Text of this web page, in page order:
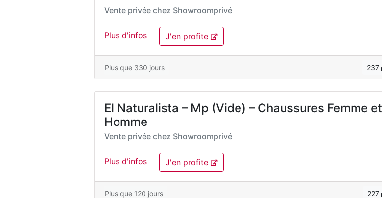
Vente privée chez Showroomprivé
Plus d'infos J'en profite
Plus que 330 jours 237
El Naturalista – Mp (Vide) – Chaussures Femme et
Homme
Vente privée chez Showroomprivé
Plus d'infos J'en profite
Plus que 120 jours 227